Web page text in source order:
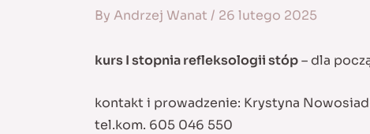
By Andrzej Wanat / 26 lutego 2025
kurs I stopnia refleksologii stóp– dla
kontakt i prowadzenie: Krystyna
tel.kom. 605 046 550